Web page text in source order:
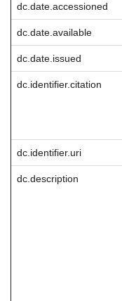
dc.date.accessioned
dc.date.available
dc.date.issued
dc.identifier.citation
dc.identifier.uri
dc.description